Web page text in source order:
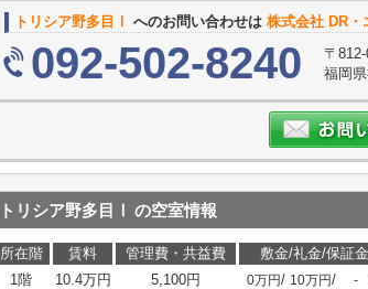
トリシア野多目Ⅰ へのお問い合わせは 株式会社 DR・
092-502-8240
〒
福岡
トリシア野多目Ⅰ の空室情報
所在階 賃料 管理費・共益費 敷金/礼金/保証
1階
10.4万円 5,100円 0万円/ 10万円/ -